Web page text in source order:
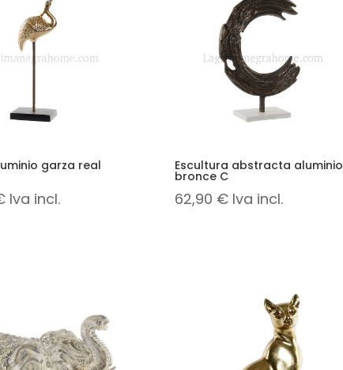
garza real
Iva incl.
Escultura abstracta aluminio
bronce C
62,90 € Iva incl.